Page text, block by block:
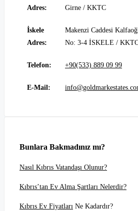
Adres:
Girne / KKTC
İskele
Adres:
Makenzi Caddesi
No: 3-4 İSKELE /
Telefon: +90(533) 889 09 99
E-Mail:
Bunlara Bakmadınız mı?
Nasıl Kıbrıs Vatandaşı Olunur?
Kıbrıs’tan Ev Alma Şartları Nelerdir?
Kıbrıs Ev Fiyatları Ne Kadardır?